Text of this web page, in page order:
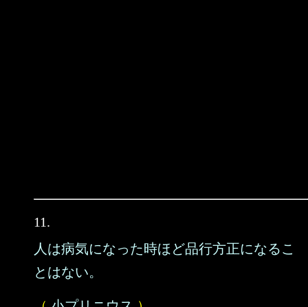
11.
人は病気になった時ほど品行方正になるこ
とはない。